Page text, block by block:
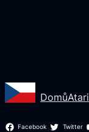
DomůAtari
Facebook Twitter